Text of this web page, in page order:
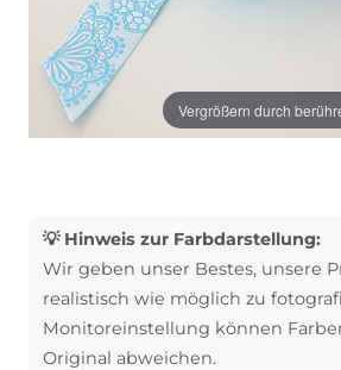
Vergrößern durch
💡 Hinweis zur Farbdarstellung:
Wir geben unser Bestes, unsere
realistisch wie möglich zu
Monitoreinstellung können
Original abweichen.